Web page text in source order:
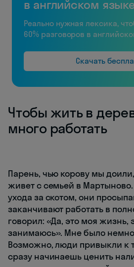
в английском
Реально нужная лексика,
60% разговоров в
Скачать
Чтобы жить в
много работать
Парень, чью корову мы
живет с семьей в Мартыново.
ухода за скотом, они
заканчивают работать в
говорил: «Да, это моя жизнь,
занимаюсь». Мне было
Возможно, люди привыкли к
сразу начинаешь ценить